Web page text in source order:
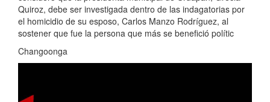
Quiroz, debe ser investigada dentro de las indagatorias por
el homicidio de su esposo, Carlos Manzo Rodríguez, al
sostener que fue la persona que más se benefició polític
Changoonga